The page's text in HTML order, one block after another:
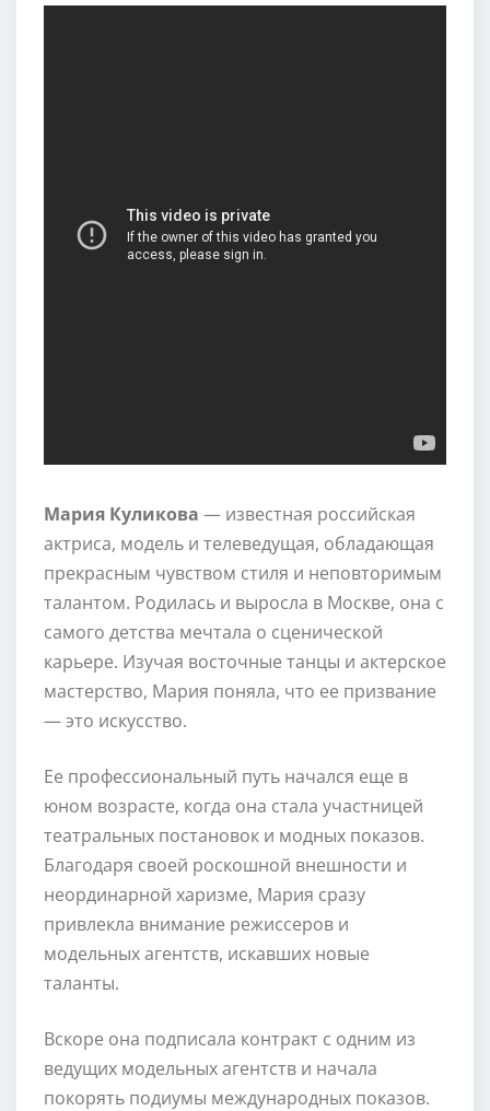
Мария Куликова — известная российская
актриса, модель и телеведущая, обладающая
прекрасным чувством стиля и неповторимым
талантом. Родилась и выросла в Москве, она с
самого детства мечтала о сценической
карьере. Изучая восточные танцы и актерское
мастерство, Мария поняла, что ее призвание
— это искусство.
Ее профессиональный путь начался еще в
юном возрасте, когда она стала участницей
театральных постановок и модных показов.
Благодаря своей роскошной внешности и
неординарной харизме, Мария сразу
привлекла внимание режиссеров и
модельных агентств, искавших новые
таланты.
Вскоре она подписала контракт с одним из
ведущих модельных агентств и начала
покорять подиумы международных показов.